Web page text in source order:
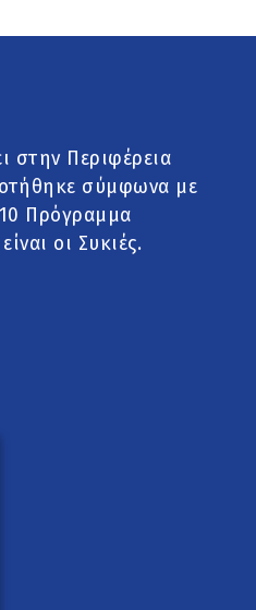
στην Περιφέρεια
σύμφωνα με
Πρόγραμμα
οι Συκιές.